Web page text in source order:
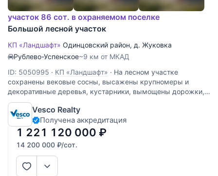
участок 86 сот. в охраняемом поселке
Большой лесной участок
КП «Ландшафт» Одинцовский район, д. Жуковка
Рублево-Успенское~9 км от МКАД
ID: 5050995 · КП «Ландшафт» · На лесном участке
сохранены вековые сосны, высажены крупномеры и
декоративные деревья, кустарники, вымощены дорожки,
установлено освещение. Так же на участке имеется
деревянный дом 1500кв.м под реконструкцию или под
снос. Участник AREA -
Vesco Realty
Получена аккредитация
1 221 120 000 ₽
14 200 000 ₽/сот.